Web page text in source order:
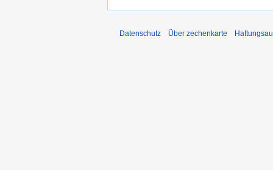
Datenschutz Über zechenkarte